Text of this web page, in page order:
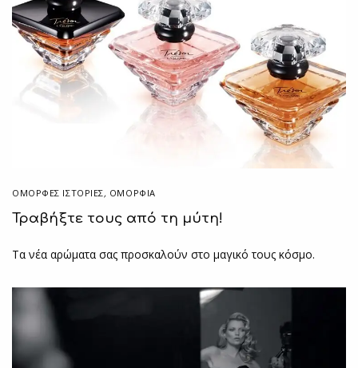
ΌΜΟΡΦΕΣ ΙΣΤΟΡΊΕΣ, ΟΜΟΡΦΙΑ
Τραβήξτε τους από τη μύτη!
Τα νέα αρώματα σας προσκαλούν στο μαγικό τους κόσμο.